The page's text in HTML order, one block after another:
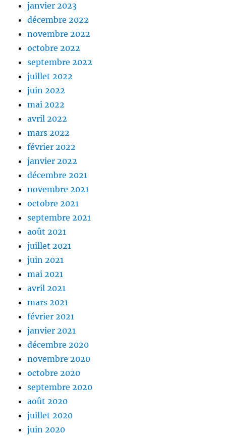
janvier 2023
décembre 2022
novembre 2022
octobre 2022
septembre 2022
juillet 2022
juin 2022
mai 2022
avril 2022
mars 2022
février 2022
janvier 2022
décembre 2021
novembre 2021
octobre 2021
septembre 2021
août 2021
juillet 2021
juin 2021
mai 2021
avril 2021
mars 2021
février 2021
janvier 2021
décembre 2020
novembre 2020
octobre 2020
septembre 2020
août 2020
juillet 2020
juin 2020